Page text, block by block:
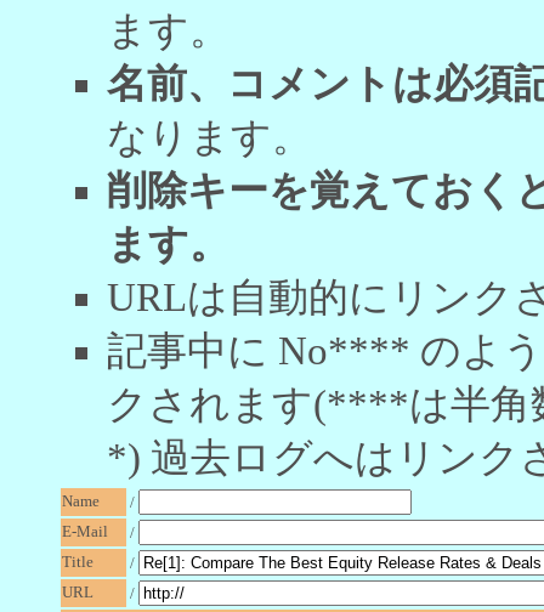
ます。
名前、コメントは必須
なります。
削除キーを覚えておく
ます。
URLは自動的にリンク
記事中に No**** のよ
クされます(****は半角
*) 過去ログへはリンク
Name
/
E-Mail
/
Title
/
URL
/